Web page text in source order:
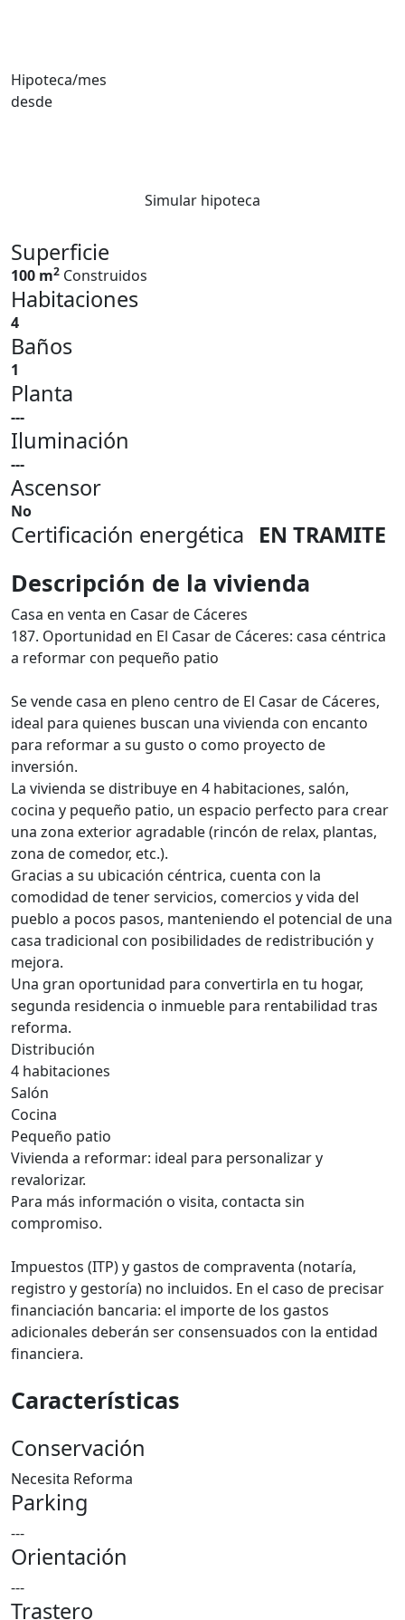
Hipoteca/mes
desde
Simular hipoteca
Superficie
100 m2 Construidos
Habitaciones
4
Baños
1
Planta
---
Iluminación
---
Ascensor
No
Certificación energética EN TRAMITE
Descripción de la vivienda
Casa en venta en Casar de Cáceres
187. Oportunidad en El Casar de Cáceres: casa céntrica
a reformar con pequeño patio
Se vende casa en pleno centro de El Casar de Cáceres,
ideal para quienes buscan una vivienda con encanto
para reformar a su gusto o como proyecto de
inversión.
La vivienda se distribuye en 4 habitaciones, salón,
cocina y pequeño patio, un espacio perfecto para crear
una zona exterior agradable (rincón de relax, plantas,
zona de comedor, etc.).
Gracias a su ubicación céntrica, cuenta con la
comodidad de tener servicios, comercios y vida del
pueblo a pocos pasos, manteniendo el potencial de una
casa tradicional con posibilidades de redistribución y
mejora.
Una gran oportunidad para convertirla en tu hogar,
segunda residencia o inmueble para rentabilidad tras
reforma.
Distribución
4 habitaciones
Salón
Cocina
Pequeño patio
Vivienda a reformar: ideal para personalizar y
revalorizar.
Para más información o visita, contacta sin
compromiso.
Impuestos (ITP) y gastos de compraventa (notaría,
registro y gestoría) no incluidos. En el caso de precisar
financiación bancaria: el importe de los gastos
adicionales deberán ser consensuados con la entidad
financiera.
Características
Conservación
Necesita Reforma
Parking
---
Orientación
---
Trastero